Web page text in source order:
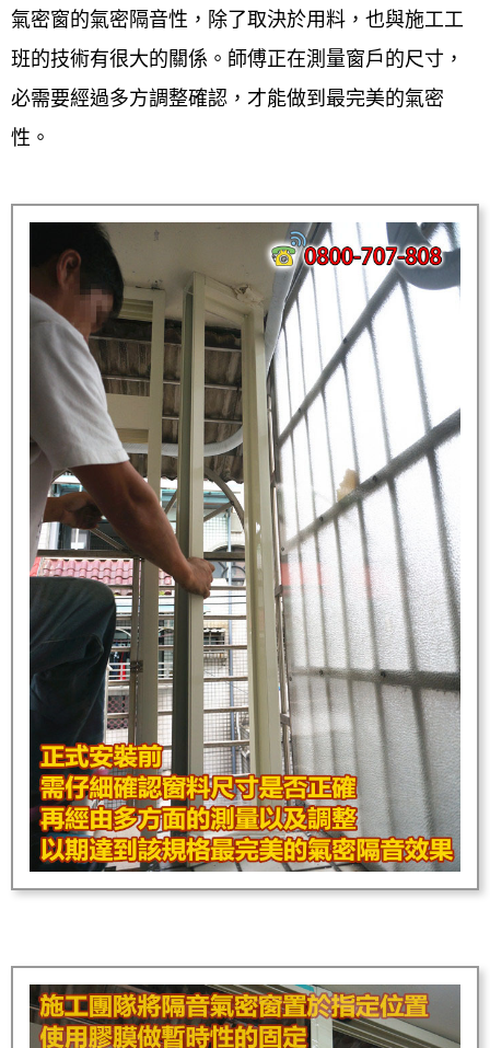
氣密窗的氣密隔音性，除了取決於用料，也與施工工
班的技術有很大的關係。師傅正在測量窗戶的尺寸，
必需要經過多方調整確認，才能做到最完美的氣密
性。